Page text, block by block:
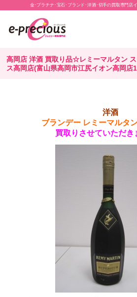
金･プラチナ･宝石･ブランド･洋酒･切手の買取専門店
高岡店 洋酒 買取り品☆レミーマルタン
ス高岡店(富山県高岡市江尻イオン高岡店1
洋酒
ブランデー レミーマルタ
買取りさせていただき